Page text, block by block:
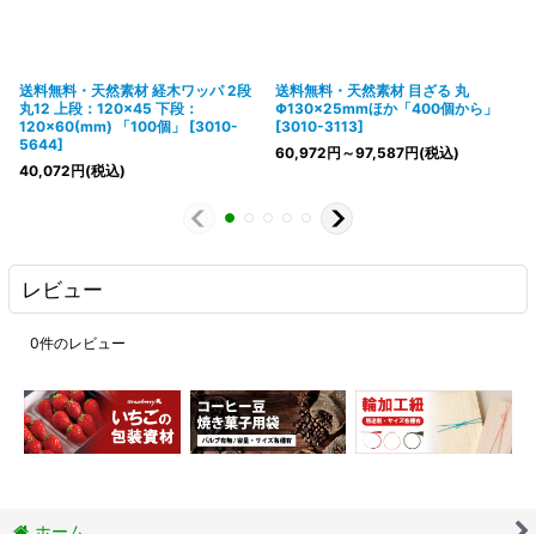
送料無料・天然素材 経木ワッパ 2段
丸12 上段：120×45 下段：
120×60(mm) 「100個」
[3010-
5644]
40,072円(税込)
送料無料・天然素材 目ざる 丸
Φ130×25mmほか「400個から」
[3010-3113]
60,972円 ～97,587円(税込)
レビュー
0件のレビュー